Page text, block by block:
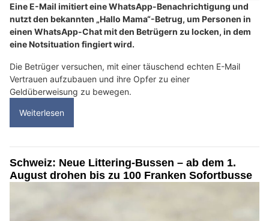
Eine E-Mail imitiert eine WhatsApp-Benachrichtigung und
nutzt den bekannten „Hallo Mama“-Betrug, um Personen in
einen WhatsApp-Chat mit den Betrügern zu locken, in dem
eine Notsituation fingiert wird.
Die Betrüger versuchen, mit einer täuschend echten E-Mail
Vertrauen aufzubauen und ihre Opfer zu einer
Geldüberweisung zu bewegen.
Weiterlesen
Schweiz: Neue Littering-Bussen – ab dem 1.
August drohen bis zu 100 Franken Sofortbusse